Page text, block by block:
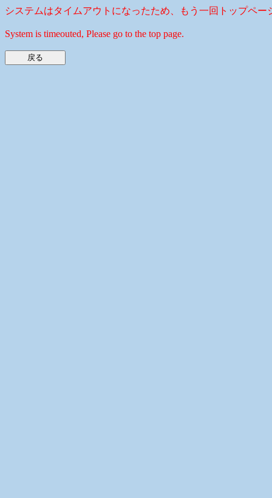
システムはタイムアウトになったため、もう一回トップペー
System is timeouted, Please go to the top page.